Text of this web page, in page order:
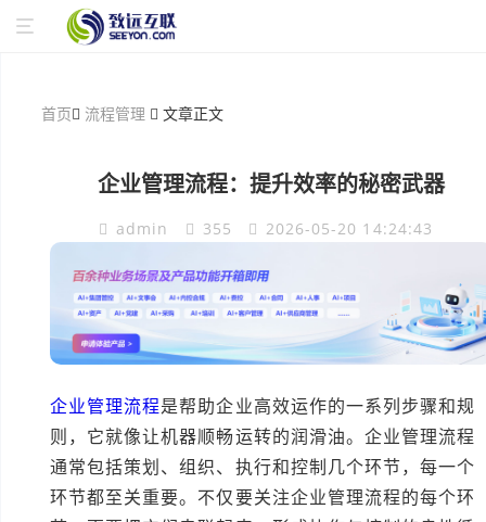
首页 流程管理 文章正文
企业管理流程：提升效率的秘密武器
admin 355 2026-05-20 14:24:43
企业管理流程是帮助企业高效运作的一系列步骤和规
则，它就像让机器顺畅运转的润滑油。企业管理流程
通常包括策划、组织、执行和控制几个环节，每一个
环节都至关重要。不仅要关注企业管理流程的每个环